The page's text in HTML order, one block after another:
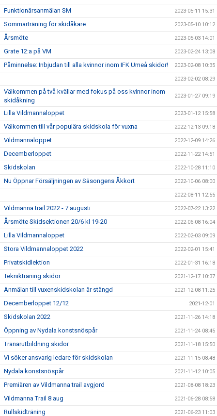
Funktionärsanmälan SM 2023-05-11 15:31
Sommarträning för skidåkare 2023-05-10 10:12
Årsmöte 2023-05-03 14:01
Grate 12:a på VM 2023-02-24 13:08
Påminnelse: Inbjudan till alla kvinnor inom IFK Umeå skidor! 2023-02-08 10:35
2023-02-02 08:29
Välkommen på två kvällar med fokus på oss kvinnor inom
skidåkning
2023-01-27 09:19
Lilla Vildmannaloppet 2023-01-12 15:58
Välkommen till vår populära skidskola för vuxna 2022-12-13 09:18
Vildmannaloppet 2022-12-09 14:26
Decemberloppet 2022-11-22 14:51
Skidskolan 2022-10-28 11:10
Nu Öppnar Försäljningen av Säsongens Åkkort 2022-10-06 08:00
2022-08-11 12:55
Vildmanna trail 2022 - 7 augusti 2022-07-22 13:22
Årsmöte Skidsektionen 20/6 kl 19-20 2022-06-08 16:04
Lilla Vildmannaloppet 2022-02-03 09:09
Stora Vildmannaloppet 2022 2022-02-01 15:41
Privatskidlektion 2022-01-31 16:18
Teknikträning skidor 2021-12-17 10:37
Anmälan till vuxenskidskolan är stängd 2021-12-08 11:25
Decemberloppet 12/12 2021-12-01
Skidskolan 2022 2021-11-26 14:18
Öppning av Nydala konstsnöspår 2021-11-24 08:45
Tränarutbildning skidor 2021-11-18 15:50
Vi söker ansvarig ledare för skidskolan 2021-11-15 08:48
Nydala konstsnöspår 2021-11-12 10:05
Premiären av Vildmanna trail avgjord 2021-08-08 18:23
Vildmanna Trail 8 aug 2021-06-28 08:58
Rullskidträning 2021-06-23 11:03